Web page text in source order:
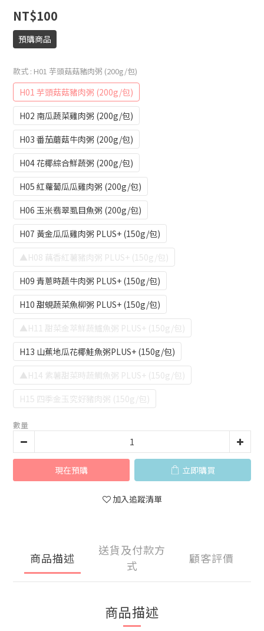
NT$100
預購商品
款式 : H01 芋頭菇菇豬肉粥 (200g/包)
H01 芋頭菇菇豬肉粥 (200g/包)
H02 南瓜蔬菜雞肉粥 (200g/包)
H03 番茄蘑菇牛肉粥 (200g/包)
H04 花椰綜合鮮蔬粥 (200g/包)
H05 紅蘿蔔瓜瓜雞肉粥 (200g/包)
H06 玉米翡翠虱目魚粥 (200g/包)
H07 黃金瓜瓜雞肉粥 PLUS+ (150g/包)
▲H08 藕香紅薯豬肉粥 PLUS+ (150g/包)
H09 青蔥時蔬牛肉粥 PLUS+ (150g/包)
H10 甜蜆蔬菜魚柳粥 PLUS+ (150g/包)
▲H11 甜菜金萃鮮蔬鱸魚粥 PLUS+ (150g/包)
H13 山蕉地瓜花椰鮭魚粥PLUS+ (150g/包)
▲H14 紫薯甜菜時蔬鯛魚粥 PLUS+ (150g/包)
H15 四季金玉究好豬肉粥 (150g/包)
數量
現在預購 立即購買
加入追蹤清單
商品描述
送貨及付款方
式
顧客評價
商品描述